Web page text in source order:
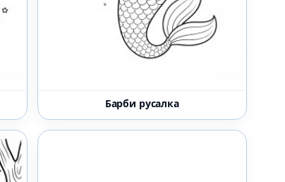
Барби русалка